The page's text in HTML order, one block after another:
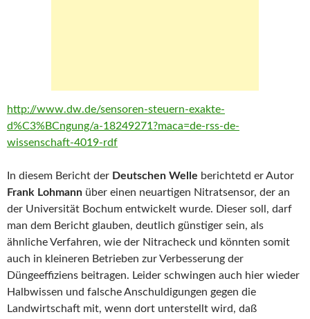
http://www.dw.de/sensoren-steuern-exakte-
d%C3%BCngung/a-18249271?maca=de-rss-de-
wissenschaft-4019-rdf
In diesem Bericht der Deutschen Welle berichtetd er Autor
Frank Lohmann über einen neuartigen Nitratsensor, der an
der Universität Bochum entwickelt wurde. Dieser soll, darf
man dem Bericht glauben, deutlich günstiger sein, als
ähnliche Verfahren, wie der Nitracheck und könnten somit
auch in kleineren Betrieben zur Verbesserung der
Düngeeffiziens beitragen. Leider schwingen auch hier wieder
Halbwissen und falsche Anschuldigungen gegen die
Landwirtschaft mit, wenn dort unterstellt wird, daß